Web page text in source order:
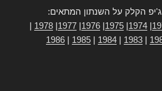
הקלק על השנתון המתאים:
1974
1975
1976
1977
1978
1983
1984
1985
1986